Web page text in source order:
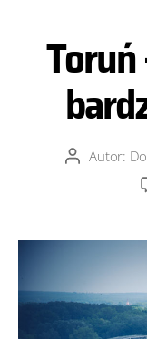
Toruń
AutorAutor: